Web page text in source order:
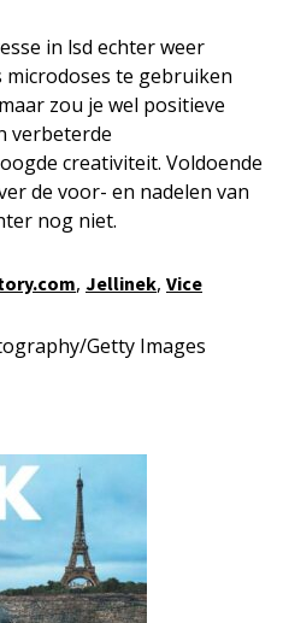
in lsd echter weer
te gebruiken
zou je wel positieve
verbeterde
creativiteit. Voldoende
de voor- en nadelen van
nog niet.
, Jellinek, Vice
Getty Images